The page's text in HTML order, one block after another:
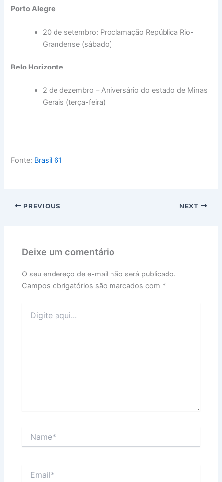
Porto Alegre
20 de setembro: Proclamação República Rio-
Grandense (sábado)
Belo Horizonte
2 de dezembro – Aniversário do estado de Minas
Gerais (terça-feira)
Fonte: Brasil 61
PREVIOUS NEXT
Deixe um comentário
O seu endereço de e-mail não será publicado.
Campos obrigatórios são marcados com *
aqui...